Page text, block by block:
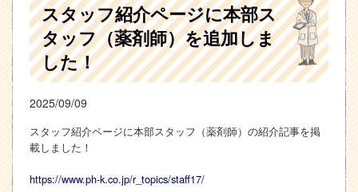
スタッフ紹介ページに本部ス
タッフ（薬剤師）を追加しま
した！
2025/09/09
スタッフ紹介ページに本部スタッフ（薬剤師）の紹介記事を掲
載しました！
https://www.ph-k.co.jp/r_topics/staff17/